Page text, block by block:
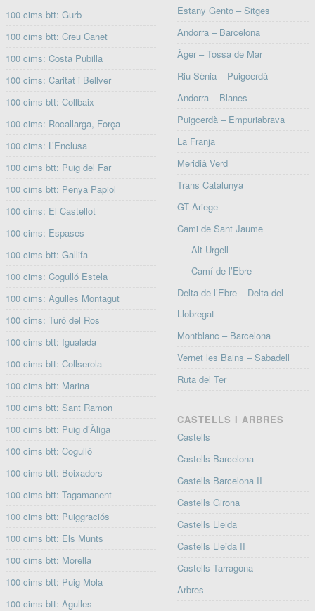
100 cims btt: Gurb
100 cims btt: Creu Canet
100 cims: Costa Pubilla
100 cims: Caritat i Bellver
100 cims btt: Collbaix
100 cims: Rocallarga, Força
100 cims: L’Enclusa
100 cims btt: Puig del Far
100 cims btt: Penya Papiol
100 cims: El Castellot
100 cims: Espases
100 cims btt: Gallifa
100 cims: Cogulló Estela
100 cims: Agulles Montagut
100 cims: Turó del Ros
100 cims btt: Igualada
100 cims btt: Collserola
100 cims btt: Marina
100 cims btt: Sant Ramon
100 cims btt: Puig d’Àliga
100 cims btt: Cogulló
100 cims btt: Boixadors
100 cims btt: Tagamanent
100 cims btt: Puiggraciós
100 cims btt: Els Munts
100 cims btt: Morella
100 cims btt: Puig Mola
100 cims btt: Agulles
Estany Gento – Sitges
Andorra – Barcelona
Àger – Tossa de Mar
Riu Sènia – Puigcerdà
Andorra – Blanes
Puigcerdà – Empuriabrava
La Franja
Meridià Verd
Trans Catalunya
GT Ariege
Cami de Sant Jaume
Alt Urgell
Camí de l’Ebre
Delta de l’Ebre – Delta del
Llobregat
Montblanc – Barcelona
Vernet les Bains – Sabadell
Ruta del Ter
CASTELLS I ARBRES
Castells
Castells Barcelona
Castells Barcelona II
Castells Girona
Castells Lleida
Castells Lleida II
Castells Tarragona
Arbres